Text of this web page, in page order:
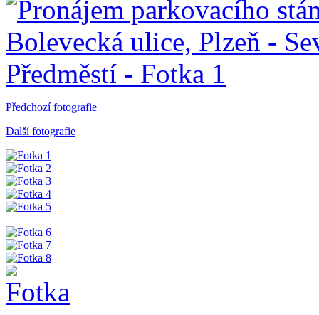
Předchozí fotografie
Další fotografie